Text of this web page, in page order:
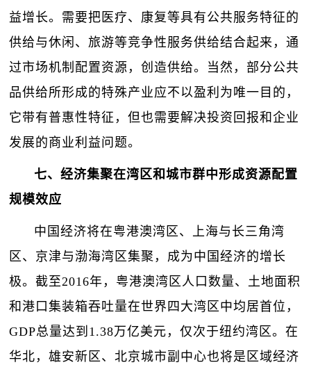
益增长。需要把医疗、康复等具有公共服务特征的
供给与休闲、旅游等竞争性服务供给结合起来，通
过市场机制配置资源，创造供给。当然，部分公共
品供给所形成的特殊产业应不以盈利为唯一目的，
它带有普惠性特征，但也需要解决投资回报和企业
发展的商业利益问题。
七、经济集聚在湾区和城市群中形成资源配置
规模效应
中国经济将在粤港澳湾区、上海与长三角湾
区、京津与渤海湾区集聚，成为中国经济的增长
极。截至2016年，粤港澳湾区人口数量、土地面积
和港口集装箱吞吐量在世界四大湾区中均居首位，
GDP总量达到1.38万亿美元，仅次于纽约湾区。在
华北，雄安新区、北京城市副中心也将是区域经济